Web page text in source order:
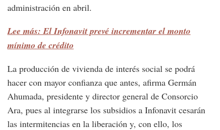
administración en abril.
Lee más: El Infonavit prevé incrementar el monto
mínimo de crédito
La producción de vivienda de interés social se podrá
hacer con mayor confianza que antes, afirma Germán
Ahumada, presidente y director general de Consorcio
Ara, pues al integrarse los subsidios a Infonavit cesarán
las intermitencias en la liberación y, con ello, los